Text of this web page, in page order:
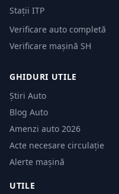
Stații ITP
Verificare auto completă
Verificare mașină SH
GHIDURI UTILE
Știri Auto
Blog Auto
Amenzi auto 2026
Acte necesare circulație
Alerte mașină
UTILE